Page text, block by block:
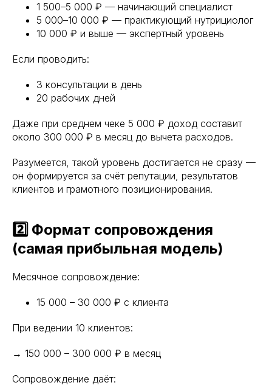
1 500–5 000 ₽ — начинающий специалист
5 000–10 000 ₽ — практикующий нутрициолог
10 000 ₽ и выше — экспертный уровень
Если проводить:
3 консультации в день
20 рабочих дней
Даже при среднем чеке 5 000 ₽ доход составит
около 300 000 ₽ в месяц до вычета расходов.
Разумеется, такой уровень достигается не сразу —
он формируется за счёт репутации, результатов
клиентов и грамотного позиционирования.
2️⃣ Формат сопровождения
(самая прибыльная модель)
Месячное сопровождение:
15 000 – 30 000 ₽ с клиента
При ведении 10 клиентов:
→ 150 000 – 300 000 ₽ в месяц
Сопровождение даёт: